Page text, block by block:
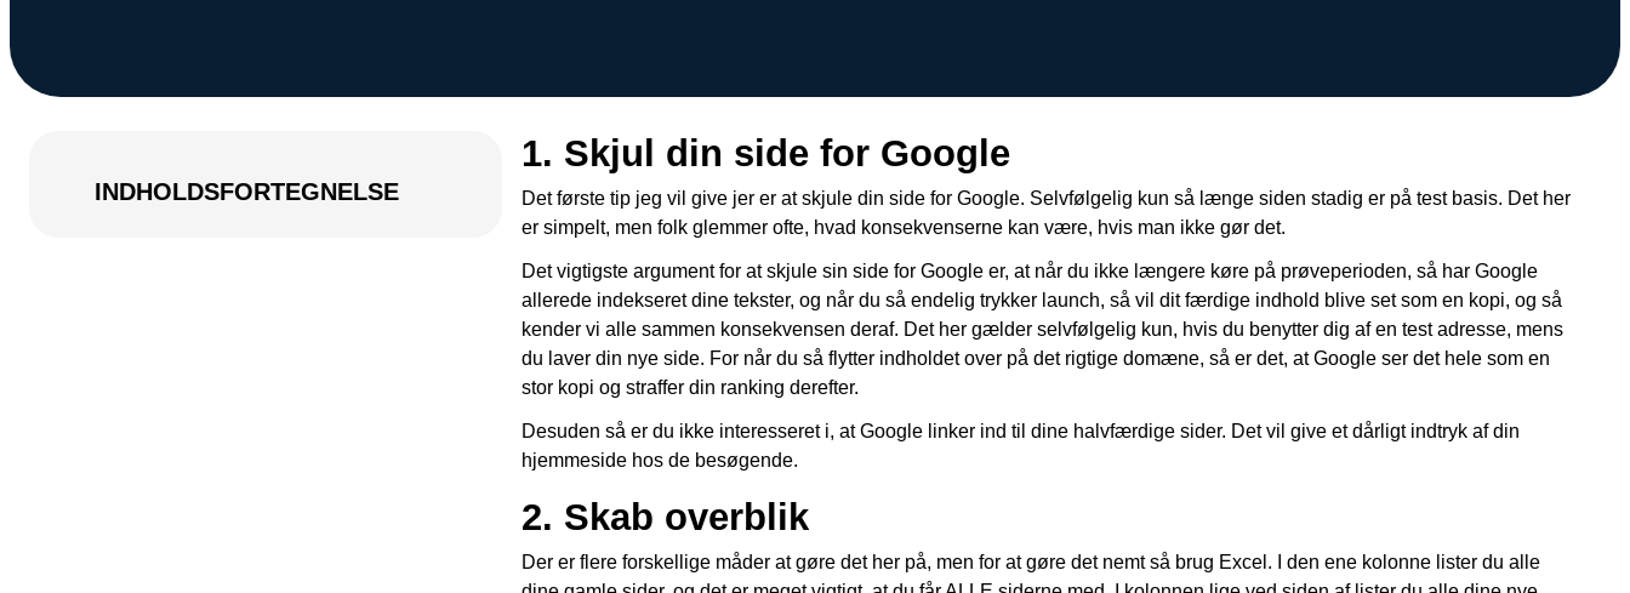
INDHOLDSFORTEGNELSE
1. Skjul din side for Google
Det første tip jeg vil give jer er at skjule din side for Google. Selvfølgelig kun så længe siden stadig er på test basis. Det her
er simpelt, men folk glemmer ofte, hvad konsekvenserne kan være, hvis man ikke gør det.
Det vigtigste argument for at skjule sin side for Google er, at når du ikke længere køre på prøveperioden, så har Google
allerede indekseret dine tekster, og når du så endelig trykker launch, så vil dit færdige indhold blive set som en kopi, og så
kender vi alle sammen konsekvensen deraf. Det her gælder selvfølgelig kun, hvis du benytter dig af en test adresse, mens
du laver din nye side. For når du så flytter indholdet over på det rigtige domæne, så er det, at Google ser det hele som en
stor kopi og straffer din ranking derefter.
Desuden så er du ikke interesseret i, at Google linker ind til dine halvfærdige sider. Det vil give et dårligt indtryk af din
hjemmeside hos de besøgende.
2. Skab overblik
Der er flere forskellige måder at gøre det her på, men for at gøre det nemt så brug Excel. I den ene kolonne lister du alle